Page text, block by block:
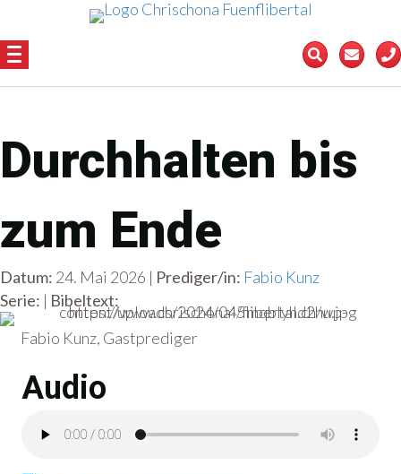
Durchhalten bis
zum Ende
Datum: 24. Mai 2026 | Prediger/in: Fabio Kunz
Serie: | Bibeltext:
Fabio Kunz, Gastprediger
Audio